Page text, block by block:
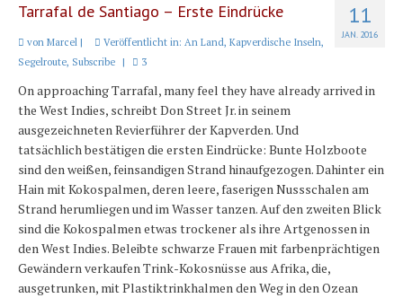
Schiff
Crew
Karte und Wind
Länder und Inseln
Mittelmeer 2010-2013
Bordbibliothek
Yachtüberführung weltweit
11
JAN. 2016
Tarrafal de Santiago – Erste Eindrücke
von Marcel | Veröffentlicht in: An Land, Kapverdische Inseln,
Segelroute, Subscribe | 3
On approaching Tarrafal, many feel they have already arrived in
the West Indies, schreibt Don Street Jr. in seinem
ausgezeichneten Revierführer der Kapverden. Und
tatsächlich bestätigen die ersten Eindrücke: Bunte Holzboote
sind den weißen, feinsandigen Strand hinaufgezogen. Dahinter ein
Hain mit Kokospalmen, deren leere, faserigen Nussschalen am
Strand herumliegen und im Wasser tanzen. Auf den zweiten Blick
sind die Kokospalmen etwas trockener als ihre Artgenossen in
den West Indies. Beleibte schwarze Frauen mit farbenprächtigen
Gewändern verkaufen Trink-Kokosnüsse aus Afrika, die,
ausgetrunken, mit Plastiktrinkhalmen den Weg in den Ozean